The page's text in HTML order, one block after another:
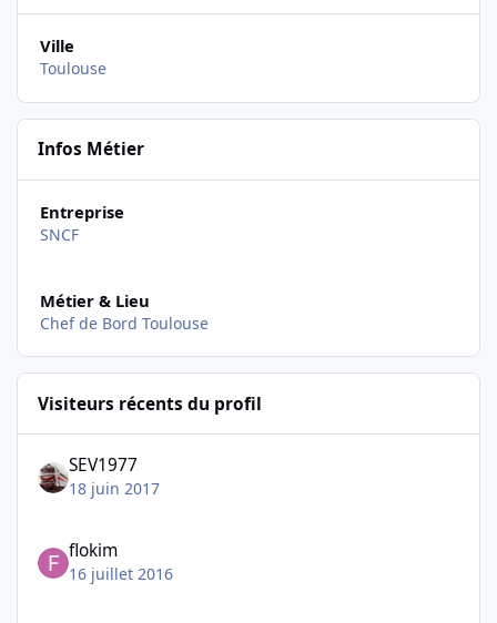
Ville
Toulouse
Infos Métier
Entreprise
SNCF
Métier & Lieu
Chef de Bord Toulouse
Visiteurs récents du profil
SEV1977
18 juin 2017
flokim
16 juillet 2016